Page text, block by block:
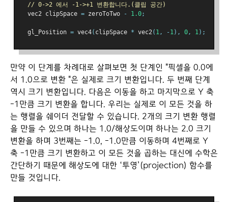
// 0->2 에서 -1->+1 변환합니다.(클립 공간)
  vec2 clipSpace
= zeroToTwo - 1.0;
  gl_Position
= vec4( clipSpace * vec2( 1, -1), 0, 1);
만약 이 단계를 차례대로 살펴보면 첫 단계인 "픽셀을 0.0에
서 1.0으로 변환 "은 실제로 크기 변환입니다. 두 번째 단계
역시 크기 변환입니다. 다음은 이동을 하고 마지막으로 Y 축
-1만큼 크기 변환을 합니다. 우리는 실제로 이 모든 것을 하
는 행렬을 쉐이더 전달할 수 있습니다. 2개의 크기 변환 행렬
을 만들 수 있으며 하나는 1.0/해상도이며 하나는 2.0 크기
변환을 하며 3번째는 -1.0, -1.0만큼 이동하며 4번째로 Y
축 -1만큼 크기 변환하고 이 모든 것을 곱하는 대신에 수학은
간단하기 때문에 해상도에 대한 ‘투영’(projection) 함수를
만들 것입니다.